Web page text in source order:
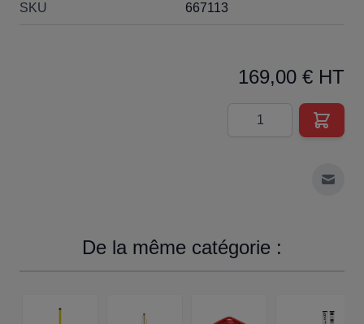
SKU 667113
169,00 € HT
Quantité
De la même catégorie :